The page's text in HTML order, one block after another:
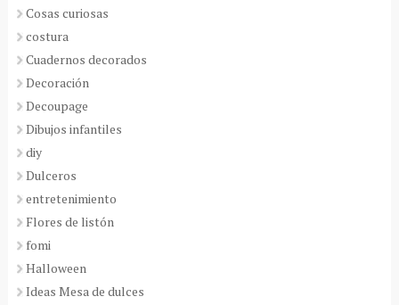
Cosas curiosas
costura
Cuadernos decorados
Decoración
Decoupage
Dibujos infantiles
diy
Dulceros
entretenimiento
Flores de listón
fomi
Halloween
Ideas Mesa de dulces